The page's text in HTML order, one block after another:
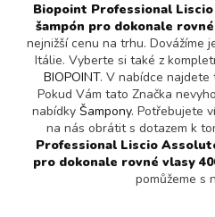
Biopoint Professional
šampón pro dokonale
nejnižší cenu na trhu. Dovážíme
Itálie. Vyberte si také z
BIOPOINT. V nabídce najdete
Pokud Vám tato Značka
nabídky Šampony. Potřebujete
na nás obrátit s dotazem k
Professional Liscio
pro dokonale rovné vlasy
pomůžeme s